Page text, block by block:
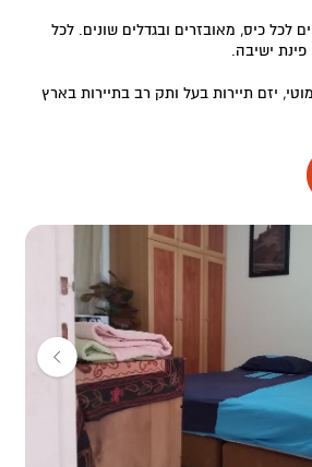
לכל כיס, מאובזרים ובגדלים שונים. לכל
ישיבה.
יזם תיירות בעל ותק רב בתיירות בארץ
לכל צרכי האורח ולתת מידע על מסלולים
חמות על הדברים שאסור לפספס.
שעשועים למשפחות עם ילדים, כמה דקות
התיירות, בקרבה לאטרקציות, מסלולי